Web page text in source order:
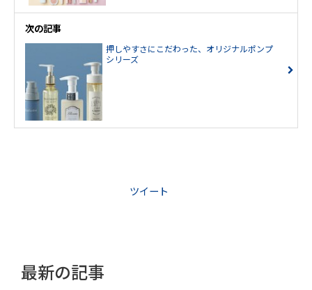
次の記事
押しやすさにこだわった、オリジナルポンプ
シリーズ
ツイート
最新の記事